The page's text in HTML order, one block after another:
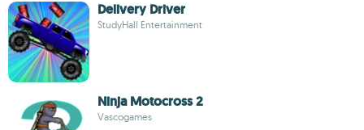
Delivery Driver
StudyHall Entertainment
Ninja Motocross 2
Vascogames